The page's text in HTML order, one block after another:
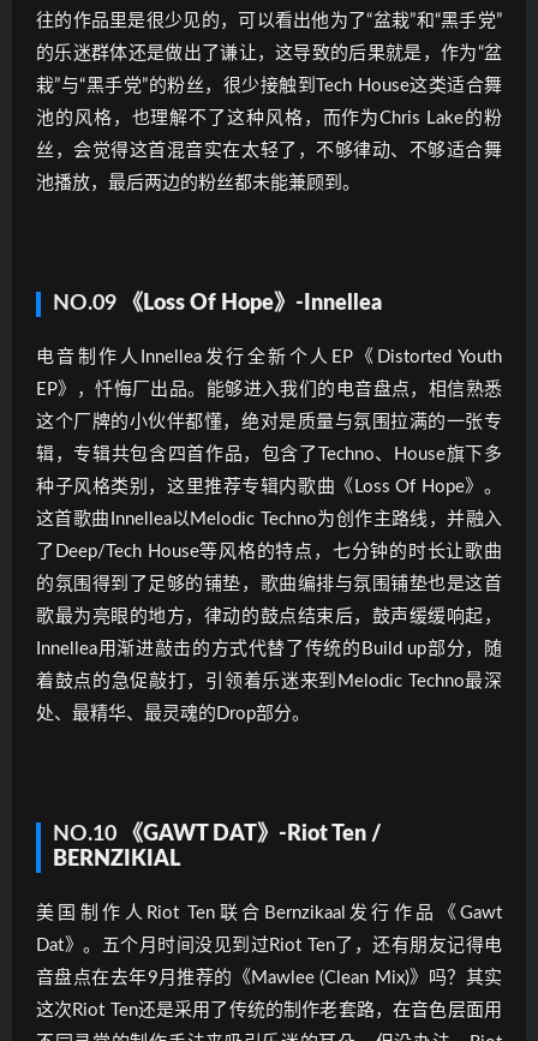
往的作品里是很少见的，可以看出他为了“盆栽”和“黑手党”
的乐迷群体还是做出了谦让，这导致的后果就是，作为“盆
栽”与“黑手党”的粉丝，很少接触到Tech House这类适合舞
池的风格，也理解不了这种风格，而作为Chris Lake的粉
丝，会觉得这首混音实在太轻了，不够律动、不够适合舞
池播放，最后两边的粉丝都未能兼顾到。
NO.09 《Loss Of Hope》-Innellea
电音制作人Innellea发行全新个人EP《Distorted Youth
EP》，忏悔厂出品。能够进入我们的电音盘点，相信熟悉
这个厂牌的小伙伴都懂，绝对是质量与氛围拉满的一张专
辑，专辑共包含四首作品，包含了Techno、House旗下多
种子风格类别，这里推荐专辑内歌曲《Loss Of Hope》。
这首歌曲Innellea以Melodic Techno为创作主路线，并融入
了Deep/Tech House等风格的特点，七分钟的时长让歌曲
的氛围得到了足够的铺垫，歌曲编排与氛围铺垫也是这首
歌最为亮眼的地方，律动的鼓点结束后，鼓声缓缓响起，
Innellea用渐进敲击的方式代替了传统的Build up部分，随
着鼓点的急促敲打，引领着乐迷来到Melodic Techno最深
处、最精华、最灵魂的Drop部分。
NO.10
《GAWT DAT》-Riot Ten /
BERNZIKIAL
美国制作人Riot Ten联合Bernzikaal发行作品《Gawt
Dat》。五个月时间没见到过Riot Ten了，还有朋友记得电
音盘点在去年9月推荐的《Mawlee (Clean Mix)》吗？其实
这次Riot Ten还是采用了传统的制作老套路，在音色层面用